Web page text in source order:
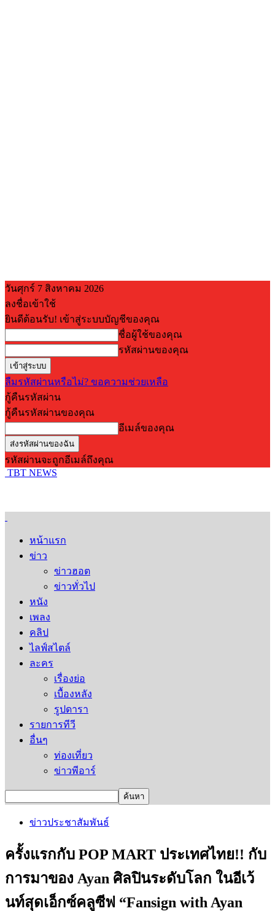
วันศุกร์ 7 สิงหาคม 2026
ลงชื่อเข้าใช้
ยินดีต้อนรับ! เข้าสู่ระบบบัญชีของคุณ
ชื่อผู้ใช้ของคุณ
รหัสผ่านของคุณ
ลืมรหัสผ่านหรือไม่? ขอความช่วยเหลือ
กู้คืนรหัสผ่าน
กู้คืนรหัสผ่านของคุณ
อีเมล์ของคุณ
รหัสผ่านจะถูกอีเมล์ถึงคุณ
TBT NEWS
หน้าแรก
ข่าว
ข่าวฮอต
ข่าวทั่วไป
หนัง
เพลง
คลิป
ไลฟ์สไตล์
ละคร
เรื่องย่อ
เบื้องหลัง
รูปดารา
รายการทีวี
อื่นๆ
ท่องเที่ยว
ข่าวพีอาร์
ข่าวประชาสัมพันธ์
ครั้งแรกกับ POP MART ประเทศไทย!! กับ
การมาของ Ayan ศิลปินระดับโลก ในอีเว้
นท์สุดเอ็กซ์คลูซีฟ “Fansign with Ayan